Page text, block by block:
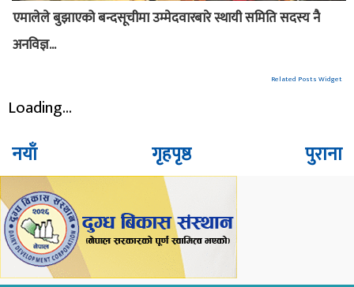
एमालेले बुझाएको बन्दसूचीमा उम्मेदवारबारे स्थायी समिति सदस्य नै
अनविज्ञ...
Related Posts Widget
Loading...
नयाँ पुराना
गृहपृष्ठ